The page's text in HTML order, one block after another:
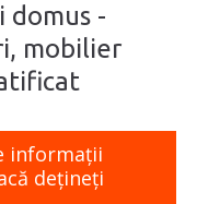
­-
mobilier
informaţii
dețineți